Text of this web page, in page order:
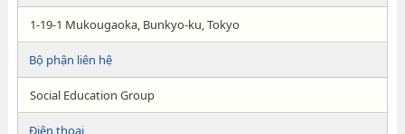
1-19-1 Mukougaoka, Bunkyo-ku, Tokyo
Bộ phận liên hệ
Social Education Group
Điện thoại